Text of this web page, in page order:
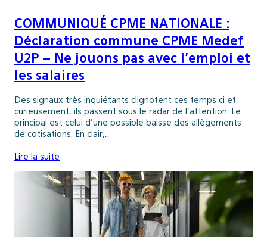
COMMUNIQUÉ CPME NATIONALE :
Déclaration commune CPME Medef
U2P – Ne jouons pas avec l’emploi et
les salaires
Des signaux très inquiétants clignotent ces temps ci et
curieusement, ils passent sous le radar de l’attention. Le
principal est celui d’une possible baisse des allègements
de cotisations. En clair,…
Lire la suite